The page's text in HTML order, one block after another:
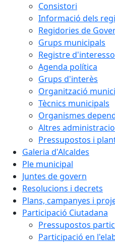
Consistori
Informació dels
Regidories de
Grups municipals
Registre
Agenda política
Grups d'interès
Organització
Tècnics municipals
Organismes
Altres
Pressupostos i
Galeria d'Alcaldes
Ple municipal
Juntes de govern
Resolucions i decrets
Plans, campanyes i
Participació Ciutadana
Pressupostos
Participació en